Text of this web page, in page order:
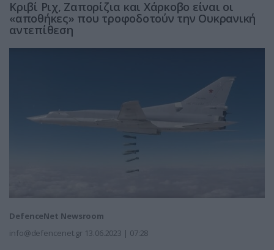
Kριβί Ριχ, Ζαπορίζια και Χάρκοβο είναι οι
«αποθήκες» που τροφοδοτούν την Ουκρανική
αντεπίθεση
DefenceNet Newsroom
info@defencenet.gr 13.06.2023 | 07:28